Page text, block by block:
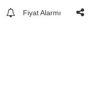
Fiyat Alarmı